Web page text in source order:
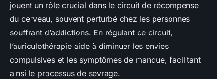
jouent un rôle crucial dans le circuit de récompense
du cerveau, souvent perturbé chez les personnes
souffrant d’addictions. En régulant ce circuit,
l’auriculothérapie aide à diminuer les envies
compulsives et les symptômes de manque, facilitant
ainsi le processus de sevrage.